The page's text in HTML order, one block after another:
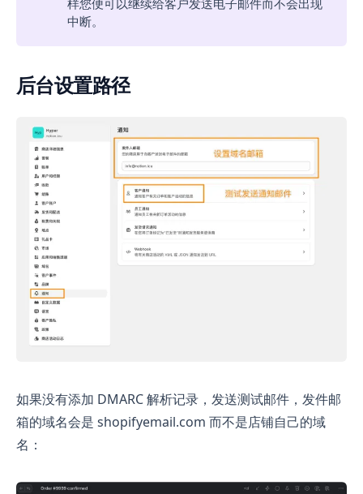
样您便可以继续给客户发送电子邮件而不会出现
中断。
后台设置路径
如果没有添加 DMARC 解析记录，发送测试邮件，发件邮
箱的域名会是 shopifyemail.com 而不是店铺自己的域
名：